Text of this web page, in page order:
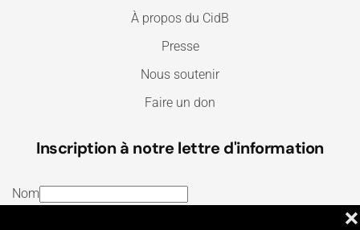
❌
À propos du CidB
Presse
Nous soutenir
Faire un don
Inscription à notre lettre d'information
Nom